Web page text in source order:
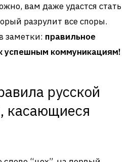
вам даже удастся стать
разрулит все споры.
заметки: правильное
успешным коммуникациям!
русской
касающиеся